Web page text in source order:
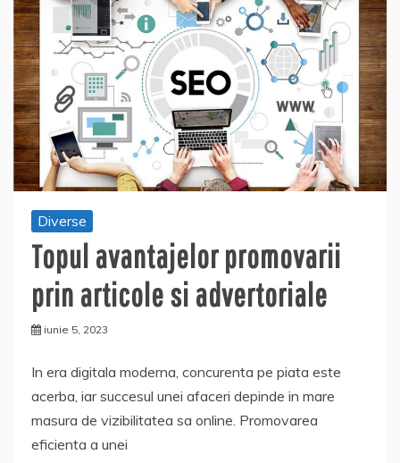
Diverse
Topul avantajelor promovarii
prin articole si advertoriale
iunie 5, 2023
In era digitala moderna, concurenta pe piata este
acerba, iar succesul unei afaceri depinde in mare
masura de vizibilitatea sa online. Promovarea
eficienta a unei